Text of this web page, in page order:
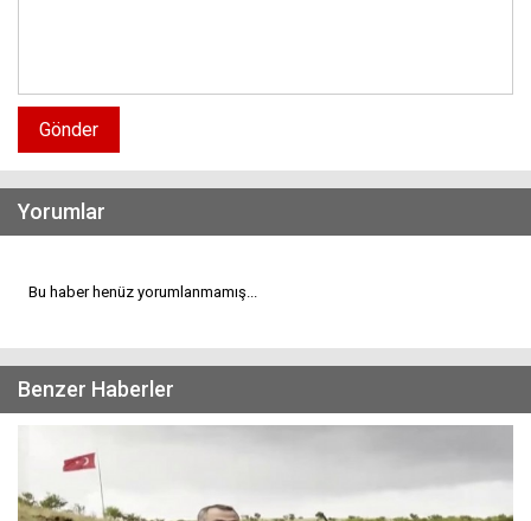
Gönder
Yorumlar
Bu haber henüz yorumlanmamış...
Benzer Haberler